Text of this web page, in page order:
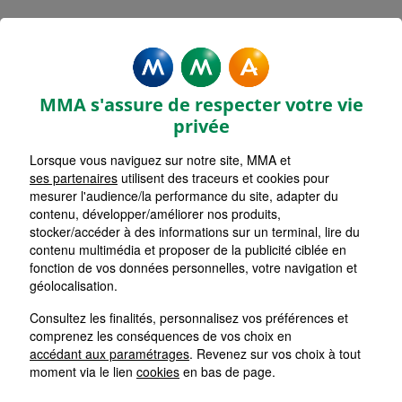
Mentions légales - MMA
ALFORTVILLE
Accueil
Retour
Mentions Légales
Les cookies sur le site de votre
Agent Général MMA
MMA s'assure de respecter votre vie
privée
Lorsque vous naviguez sur notre site, MMA et
ses partenaires utilisent des traceurs et cookies pour
mesurer l'audience/la performance du site, adapter du
contenu, développer/améliorer nos produits,
stocker/accéder à des informations sur un terminal, lire du
contenu multimédia et proposer de la publicité ciblée en
fonction de vos données personnelles, votre navigation et
géolocalisation.
Consultez les finalités, personnalisez vos préférences et
comprenez les conséquences de vos choix en
accédant aux paramétrages. Revenez sur vos choix à tout
moment via le lien cookies en bas de page.